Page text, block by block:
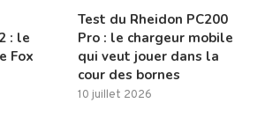
: le
Fox
Test du Rheidon PC200
Pro : le chargeur mobile
qui veut jouer dans la
cour des bornes
10 juillet 2026